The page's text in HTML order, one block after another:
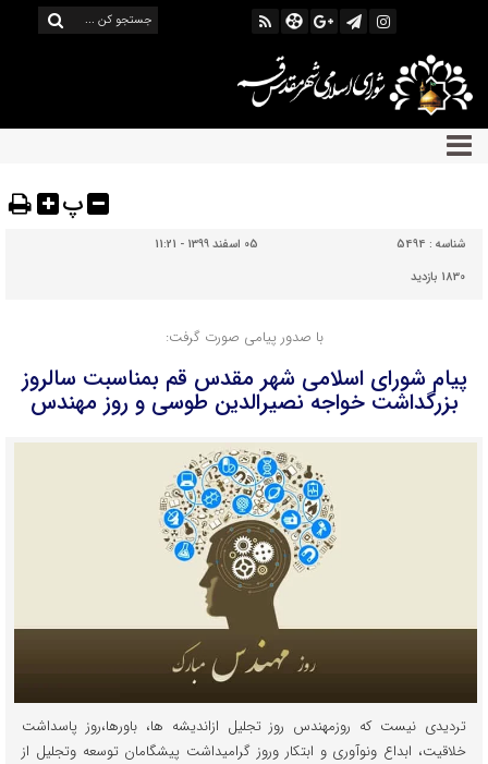
پ
شناسه : 5494
05 اسفند 1399 - 11:21
1830 بازدید
با صدور پیامی صورت گرفت:
پیام شورای اسلامی شهر مقدس قم بمناسبت سالروز
بزرگداشت خواجه نصیرالدین طوسی و روز مهندس
تردیدی نیست که روزمهندس روز تجلیل ازاندیشه ها، باورها،روز پاسداشت
خلاقیت، ابداع ونوآوری و ابتکار وروز گرامیداشت پیشگامان توسعه وتجلیل از